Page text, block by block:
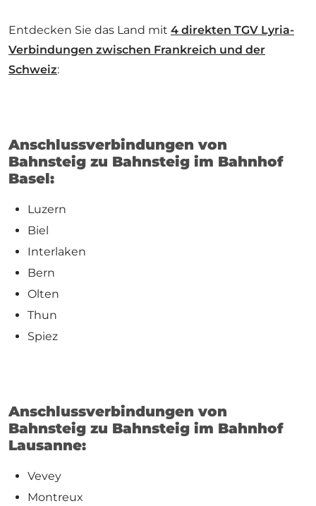
Entdecken Sie das Land mit 4 direkten TGV Lyria-
Verbindungen zwischen Frankreich und der
Schweiz:
Anschlussverbindungen von
Bahnsteig zu Bahnsteig im Bahnhof
Basel:
Luzern
Biel
Interlaken
Bern
Olten
Thun
Spiez
Anschlussverbindungen von
Bahnsteig zu Bahnsteig im Bahnhof
Lausanne:
Vevey
Montreux